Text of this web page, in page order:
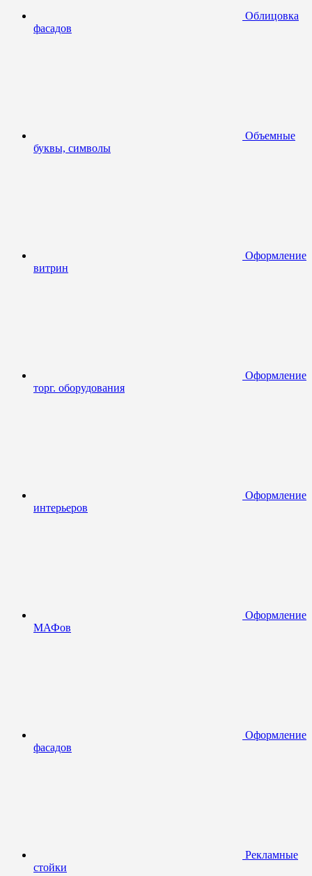
Облицовка
фасадов
Объемные
буквы, символы
Оформление
витрин
Оформление
торг. оборудования
Оформление
интерьеров
Оформление
МАФов
Оформление
фасадов
Рекламные
стойки